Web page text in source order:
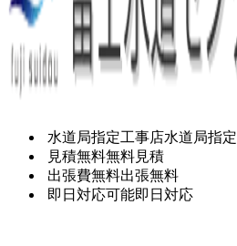
水道局指定工事店水道局指定
見積無料無料見積
出張費無料出張無料
即日対応可能即日対応